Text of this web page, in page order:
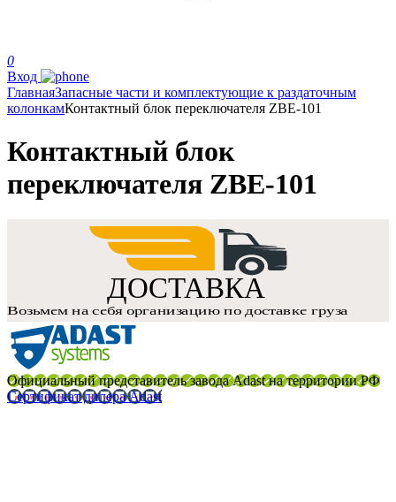
0
Вход
ГлавнаяЗапасные части и комплектующие к раздаточным
колонкамКонтактный блок переключателя ZBE-101
Контактный блок
переключателя ZBE-101
Официальный представитель завода Adast на территории РФ
Сертификат дилера Adast